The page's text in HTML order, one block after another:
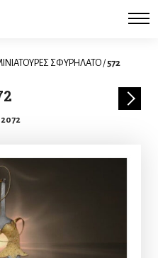
ΣΦΥΡΗΛΑΤΟ/572